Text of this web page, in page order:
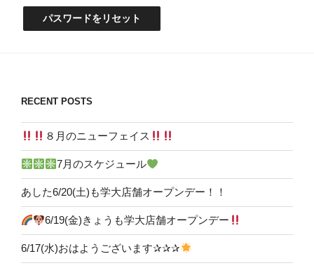
パスワードをリセット
RECENT POSTS
８月のニューフェイス
7月のスケジュール
あした6/20(土)も学大店舗オープンデー！！
6/19(金)きょうも学大店舗オープンデー
6/17(水)おはようございます✰✰✰